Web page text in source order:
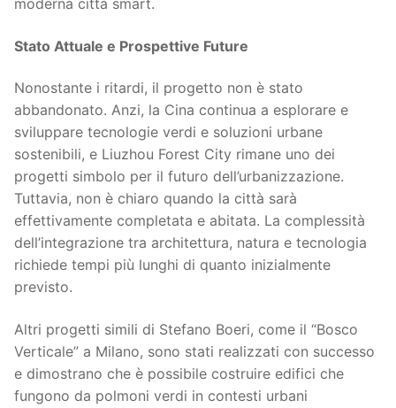
moderna città smart.
Stato Attuale e Prospettive Future
Nonostante i ritardi, il progetto non è stato
abbandonato. Anzi, la Cina continua a esplorare e
sviluppare tecnologie verdi e soluzioni urbane
sostenibili, e Liuzhou Forest City rimane uno dei
progetti simbolo per il futuro dell’urbanizzazione.
Tuttavia, non è chiaro quando la città sarà
effettivamente completata e abitata. La complessità
dell’integrazione tra architettura, natura e tecnologia
richiede tempi più lunghi di quanto inizialmente
previsto.
Altri progetti simili di Stefano Boeri, come il “Bosco
Verticale” a Milano, sono stati realizzati con successo
e dimostrano che è possibile costruire edifici che
fungono da polmoni verdi in contesti urbani